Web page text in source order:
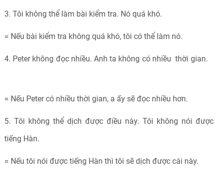
3. Tôi không thể làm bài kiểm tra. Nó quá khó.
= Nếu bài kiểm tra không quá khó, tôi có thể làm nó.
4. Peter không đọc nhiều. Anh ta không có nhiều thời gian.
= Nếu Peter có nhiều thời gian, a ấy sẽ đọc nhiều hơn.
5. Tôi không thể dịch được điều này. Tôi không nói được
tiếng Hàn.
= Nếu tôi nói được tiếng Hàn thì tôi sẽ dịch được cái này.